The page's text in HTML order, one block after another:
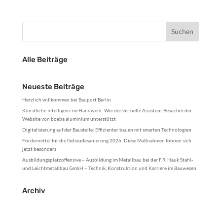
Alle Beiträge
Neueste Beiträge
Herzlich willkommen bei Bauport Berlin
Künstliche Intelligenz im Handwerk: Wie der virtuelle Assistent Besucher der
Website von boeba aluminium unterstützt
Digitalisierung auf der Baustelle: Effizienter bauen mit smarten Technologien
Fördermittel für die Gebäudesanierung 2026: Diese Maßnahmen lohnen sich
jetzt besonders
Ausbildungsplatzoffensive – Ausbildung im Metallbau bei der F.R. Hauk Stahl-
und Leichtmetallbau GmbH – Technik, Konstruktion und Karriere im Bauwesen
Archiv